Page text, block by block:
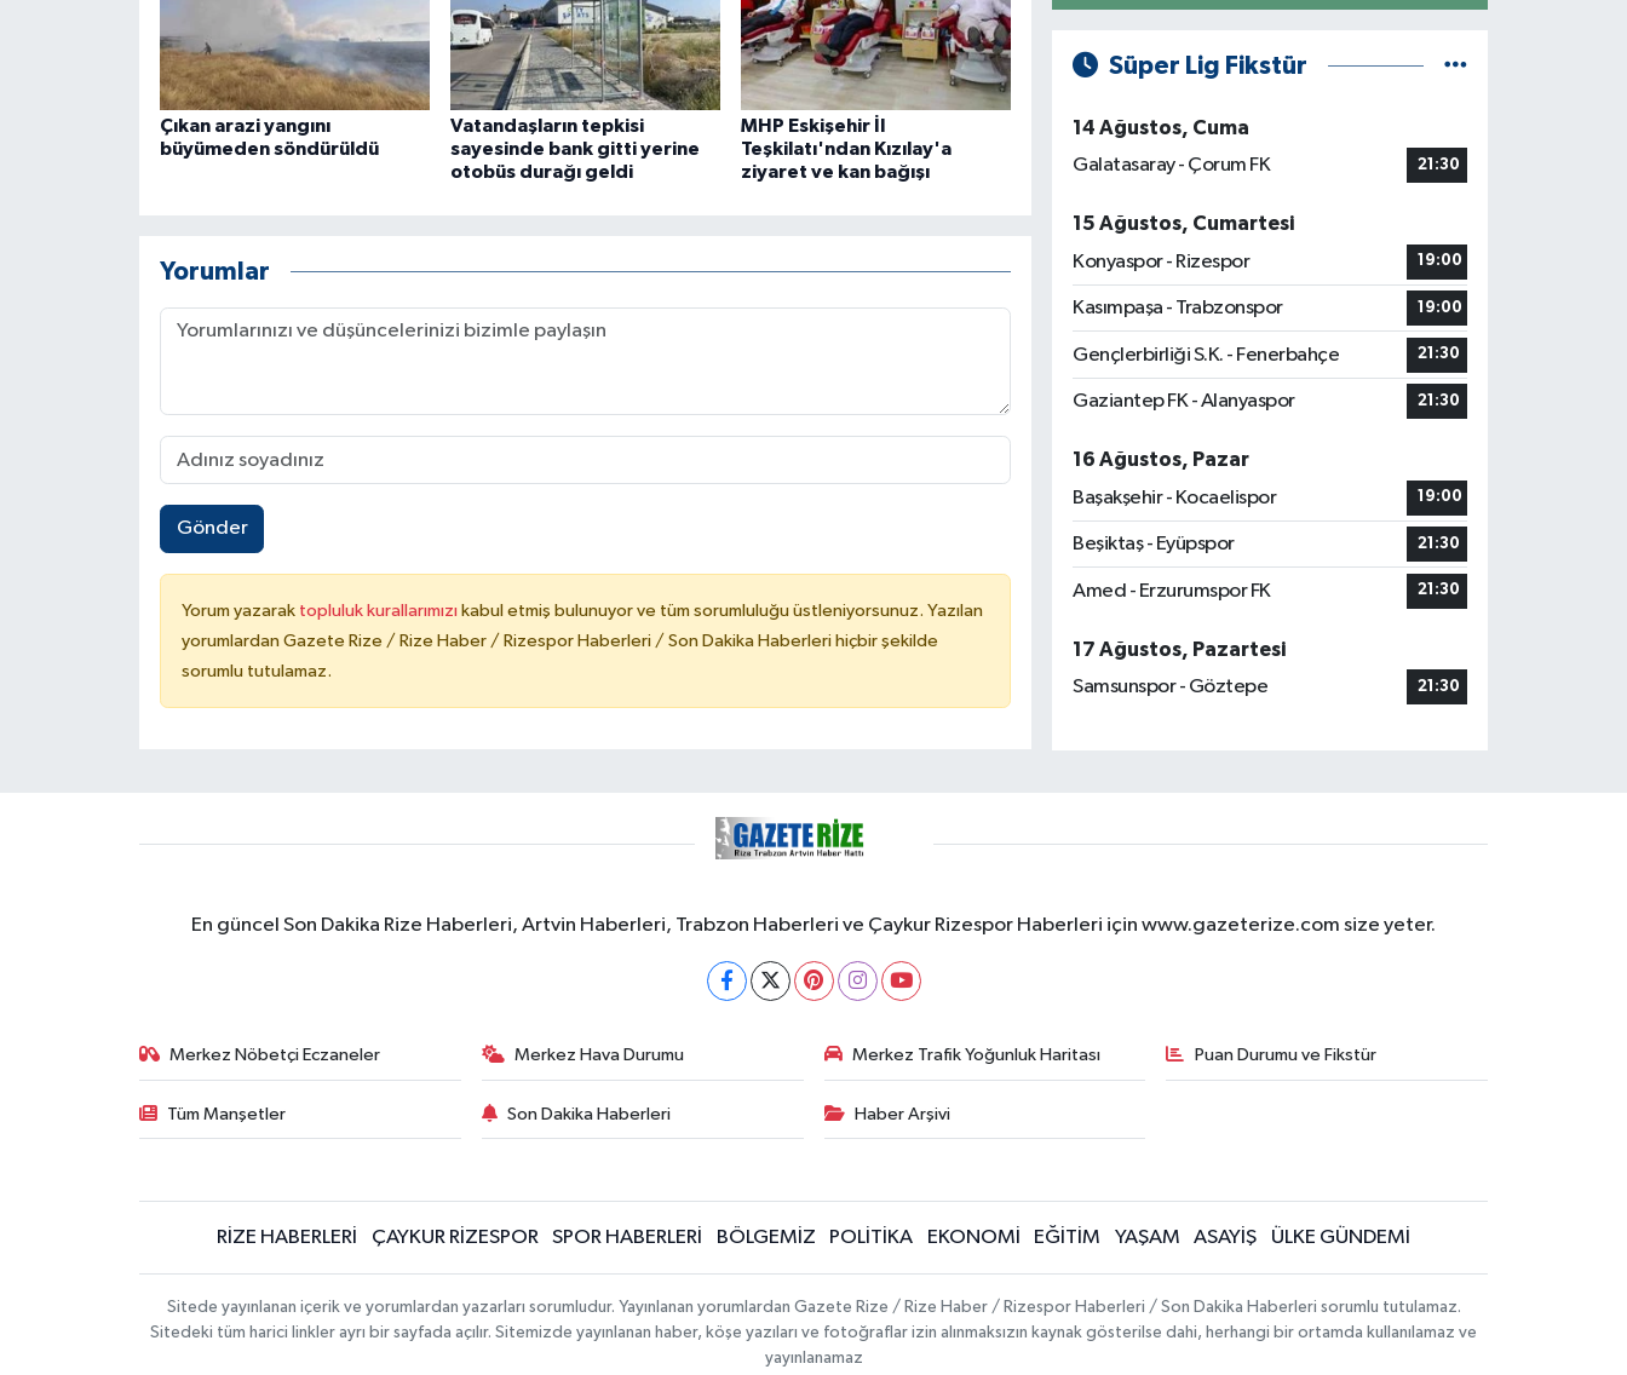
Çıkan arazi yangını
büyümeden söndürüldü
Vatandaşların tepkisi
sayesinde bank gitti yerine
otobüs durağı geldi
MHP Eskişehir İl
Teşkilatı'ndan Kızılay'a
ziyaret ve kan bağışı
Yorumlar
Gönder
Yorum yazarak topluluk kurallarımızı kabul etmiş bulunuyor ve tüm sorumluluğu üstleniyorsunuz. Yazılan
yorumlardan Gazete Rize / Rize Haber / Rizespor Haberleri / Son Dakika Haberleri hiçbir şekilde
sorumlu tutulamaz.
Süper Lig Fikstür
14 Ağustos, Cuma
Galatasaray - Çorum FK
21:30
15 Ağustos, Cumartesi
Konyaspor - Rizespor
19:00
Kasımpaşa - Trabzonspor 19:00
Gençlerbirliği S.K. - Fenerbahçe 21:30
Gaziantep FK - Alanyaspor 21:30
16 Ağustos, Pazar
Başakşehir - Kocaelispor
19:00
Beşiktaş - Eyüpspor 21:30
Amed - Erzurumspor FK 21:30
17 Ağustos, Pazartesi
Samsunspor - Göztepe
21:30
En güncel Son Dakika Rize Haberleri, Artvin Haberleri, Trabzon Haberleri ve Çaykur Rizespor Haberleri için www.gazeterize.com size yeter.
Merkez Nöbetçi Eczaneler Merkez Hava Durumu Merkez Trafik Yoğunluk Haritası Puan Durumu ve Fikstür
Tüm Manşetler Son Dakika Haberleri Haber Arşivi
RİZE HABERLERİ ÇAYKUR RİZESPOR SPOR HABERLERİ BÖLGEMİZ POLİTİKA EKONOMİ EĞİTİM YAŞAM ASAYİŞ ÜLKE GÜNDEMİ
Sitede yayınlanan içerik ve yorumlardan yazarları sorumludur. Yayınlanan yorumlardan Gazete Rize / Rize Haber / Rizespor Haberleri / Son Dakika Haberleri sorumlu tutulamaz.
Sitedeki tüm harici linkler ayrı bir sayfada açılır. Sitemizde yayınlanan haber, köşe yazıları ve fotoğraflar izin alınmaksızın kaynak gösterilse dahi, herhangi bir ortamda kullanılamaz ve
yayınlanamaz